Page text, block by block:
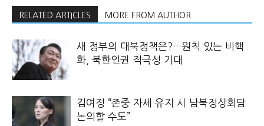
RELATED ARTICLES MORE FROM AUTHOR
새 정부의 대북정책은?…원칙 있는 비핵
화, 북한인권 적극성 기대
김여정 “존중 자세 유지 시 남북정상회담
논의할 수도”